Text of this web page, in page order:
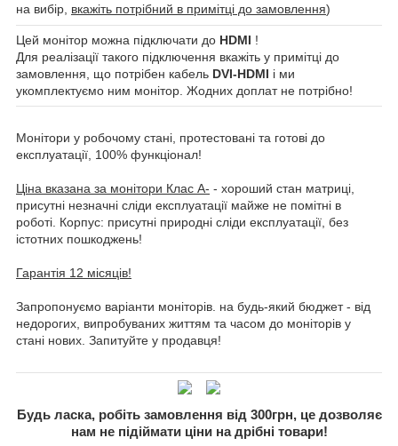
на вибір, вкажіть потрібний в примітці до замовлення)
Цей монітор можна підключати до HDMI !
Для реалізації такого підключення вкажіть у примітці до
замовлення, що потрібен кабель DVI-HDMI і ми
укомплектуємо ним монітор. Жодних доплат не потрібно!
Монітори у робочому стані, протестовані та готові до
експлуатації, 100% функціонал!
Ціна вказана за монітори Клас A- - хороший стан матриці,
присутні незначні сліди експлуатації майже не помітні в
роботі. Корпус: присутні природні сліди експлуатації, без
істотних пошкоджень!
Гарантія 12 місяців!
Запропонуємо варіанти моніторів. на будь-який бюджет - від
недорогих, випробуваних життям та часом до моніторів у
стані нових. Запитуйте у продавця!
Будь ласка, робіть замовлення від 300грн, це дозволяє
нам не підіймати ціни на дрібні товари!